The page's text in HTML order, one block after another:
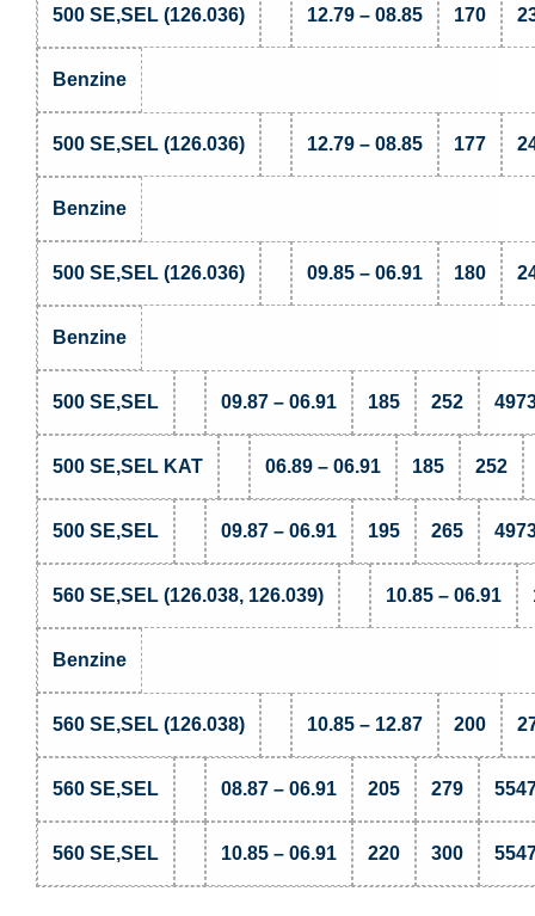
500 SE,SEL (126.036) 12.79 – 08.85 170
Benzine
500 SE,SEL (126.036) 12.79 – 08.85 177
Benzine
500 SE,SEL (126.036) 09.85 – 06.91 180
Benzine
500 SE,SEL 09.87 – 06.91 185 252
500 SE,SEL KAT 06.89 – 06.91 185 252
500 SE,SEL 09.87 – 06.91 195 265
560 SE,SEL (126.038, 126.039) 10.85 – 06.91
Benzine
560 SE,SEL (126.038) 10.85 – 12.87 200
560 SE,SEL 08.87 – 06.91 205 279
560 SE,SEL 10.85 – 06.91 220 300